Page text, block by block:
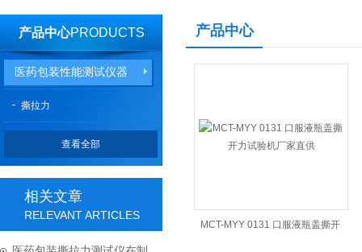
产品中心PRODUCTS
医药包装性能测试仪器
撕拉力
查看全部
相关文章
RELEVANT ARTICLES
产品中心
MCT-MYY 0131 口服液瓶盖撕开